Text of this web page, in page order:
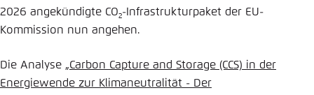
2026 angekündigte CO2-Infrastrukturpaket der EU-
Kommission nun angehen.
Die Analyse „Carbon Capture and Storage (CCS) in der
Energiewende zur Klimaneutralität - Der